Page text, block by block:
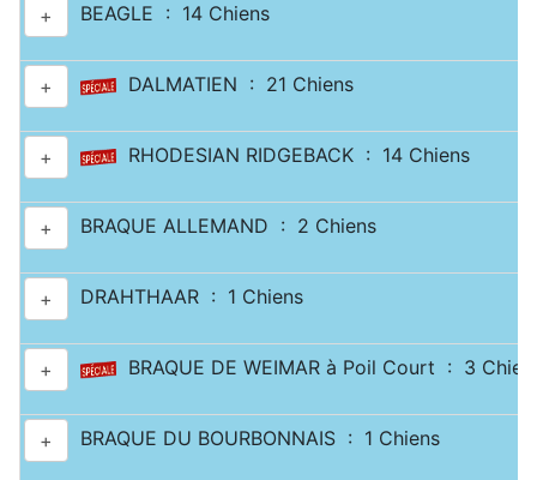
+ BEAGLE : 14 Chiens
+ DALMATIEN : 21 Chiens
+ RHODESIAN RIDGEBACK : 14 Chiens
+ BRAQUE ALLEMAND : 2 Chiens
+ DRAHTHAAR : 1 Chiens
+ BRAQUE DE WEIMAR à Poil Court : 3
+ BRAQUE DU BOURBONNAIS : 1 Chiens